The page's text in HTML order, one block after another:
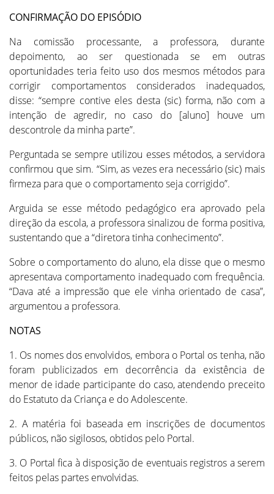
CONFIRMAÇÃO DO EPISÓDIO
Na comissão processante, a professora, durante
depoimento, ao ser questionada se em outras
oportunidades teria feito uso dos mesmos métodos para
corrigir comportamentos considerados inadequados,
disse: “sempre contive eles desta (sic) forma, não com a
intenção de agredir, no caso do [aluno] houve um
descontrole da minha parte”.
Perguntada se sempre utilizou esses métodos, a servidora
confirmou que sim. “Sim, as vezes era necessário (sic) mais
firmeza para que o comportamento seja corrigido”.
Arguida se esse método pedagógico era aprovado pela
direção da escola, a professora sinalizou de forma positiva,
sustentando que a “diretora tinha conhecimento”.
Sobre o comportamento do aluno, ela disse que o mesmo
apresentava comportamento inadequado com frequência.
“Dava até a impressão que ele vinha orientado de casa”,
argumentou a professora.
NOTAS
1. Os nomes dos envolvidos, embora o Portal os tenha, não
foram publicizados em decorrência da existência de
menor de idade participante do caso, atendendo preceito
do Estatuto da Criança e do Adolescente.
2. A matéria foi baseada em inscrições de documentos
públicos, não sigilosos, obtidos pelo Portal.
3. O Portal fica à disposição de eventuais registros a serem
feitos pelas partes envolvidas.